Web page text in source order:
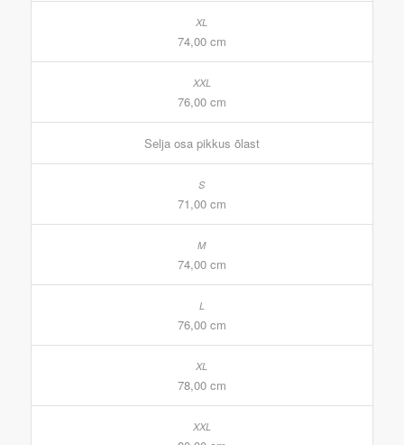
74,00 cm
76,00 cm
Selja osa pikkus õlast
71,00 cm
74,00 cm
76,00 cm
78,00 cm